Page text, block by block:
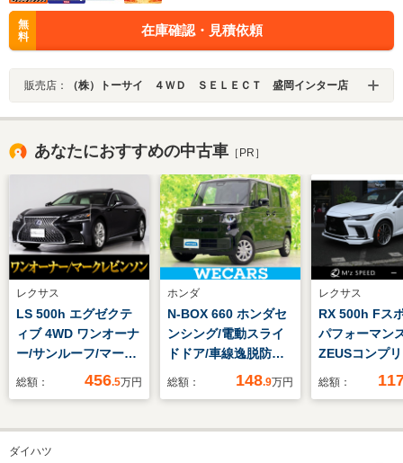
無
料
在庫確認・見積依頼
販売店： （株）トーサイ ４ＷＤ ＳＥＬＥＣＴ 盛岡インター店
あなたにおすすめの中古車 ［PR］
レクサス
LS 500h エグゼクテ
ィブ 4WD ワンオーナ
ー/サンルーフ/マーク
レビンソン 白本革/
ム+A/4WD/パノラミ
ックビューモニター/
総額： 456.5万円
ホンダ
N-BOX 660 ホンダセ
ンシング/電動スライ
ドドア/車線逸脱防止
支援システム/ヘッド
トップ/禁煙車/衝突安
総額： 148.9万円
レクサス
RX 500h Fス
パフォーマン
ZEUSコンプ
ー 22インチ
ミラー オレン
総額：
ダイハツ